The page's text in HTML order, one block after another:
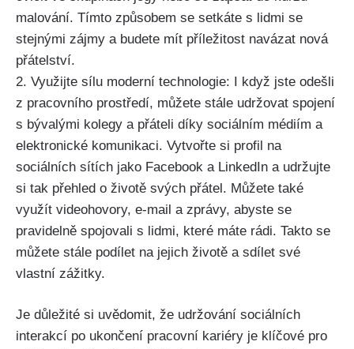
malování. Tímto způsobem se setkáte s lidmi se
stejnými zájmy a budete mít příležitost navázat nová
přátelství.
2. Využijte sílu moderní technologie: I když jste odešli
z pracovního prostředí, můžete stále udržovat spojení
s bývalými kolegy a přáteli díky sociálním médiím a
elektronické komunikaci. Vytvořte si profil na
sociálních sítích jako Facebook a LinkedIn a udržujte
si tak přehled o životě svých přátel. Můžete také
využít videohovory, e-mail a zprávy, abyste se
pravidelně spojovali s lidmi, které máte rádi. Takto se
můžete stále podílet na jejich životě a sdílet své
vlastní zážitky.
Je důležité si uvědomit, že udržování sociálních
interakcí po ukončení pracovní kariéry je klíčové pro